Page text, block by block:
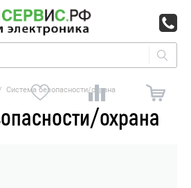
Система безопасности/охрана
охрана